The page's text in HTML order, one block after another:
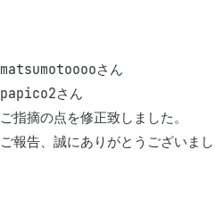
matsumotooooさん
papico2さん
ご指摘の点を修正致しました。
ご報告、誠にありがとうございまし